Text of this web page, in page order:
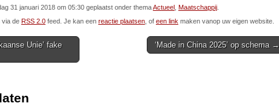
31 januari 2018 om 05:30 geplaatst onder themaActueel Maatschappij
via de RSS 2.0 feed. Je kan een reactie plaatsen , of een link maken vanop uw eigen website.
Unie’ fake
‘Made in China 2025’ op schema →